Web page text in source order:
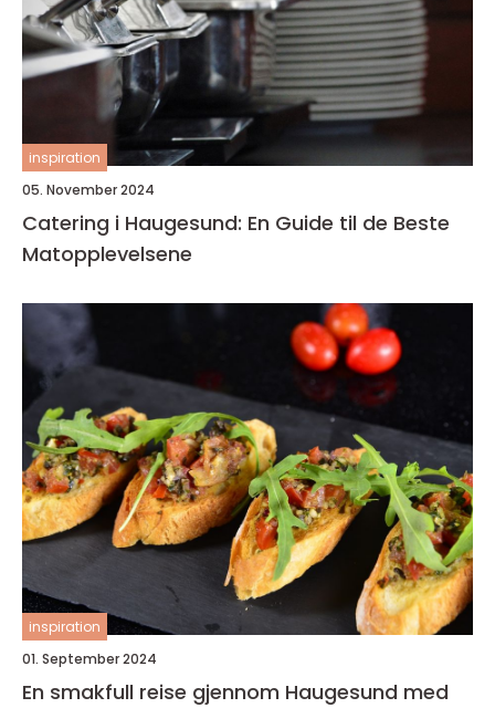
inspiration
05. November 2024
Catering i Haugesund: En Guide til de Beste
Matopplevelsene
inspiration
01. September 2024
En smakfull reise gjennom Haugesund med